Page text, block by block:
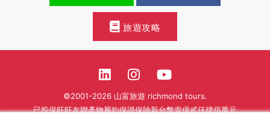
旅遊攻略
©2001-2026 山富旅遊 richmond tours.
已投保旺旺友聯產物履約保證保險新台幣壹億貳仟肆佰萬元